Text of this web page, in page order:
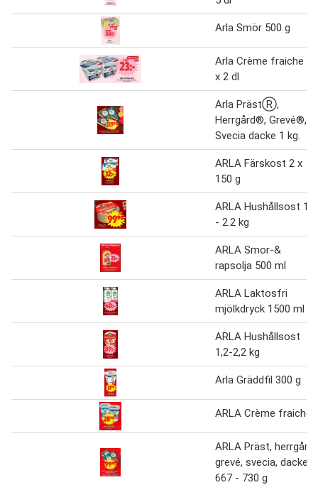
Arla Smör 500 g
Arla Crème fraiche 2
x 2 dl
Arla PrästⓇ,
Herrgård®, Grevé®,
Svecia dacke 1 kg.
ARLA Färskost 2 x
150 g
ARLA Hushållsost 1.1
- 2.2 kg
ARLA Smor-&
rapsolja 500 ml
ARLA Laktosfri
mjölkdryck 1500 ml
ARLA Hushållsost
1,2-2,2 kg
Arla Gräddfil 300 g
ARLA Crème fraiche
ARLA Präst, herrgård,
grevé, svecia, dacke
667 - 730 g